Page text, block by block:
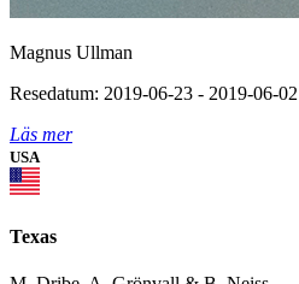
Magnus Ullman
Resedatum: 2019-06-23 - 2019-06-02
Läs mer
USA
Texas